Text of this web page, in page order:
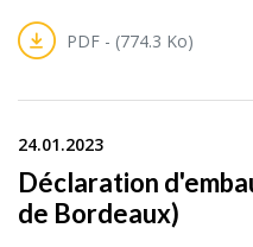
PDF - (774.3 Ko)
24.01.2023
Déclaration
de Bordeaux)